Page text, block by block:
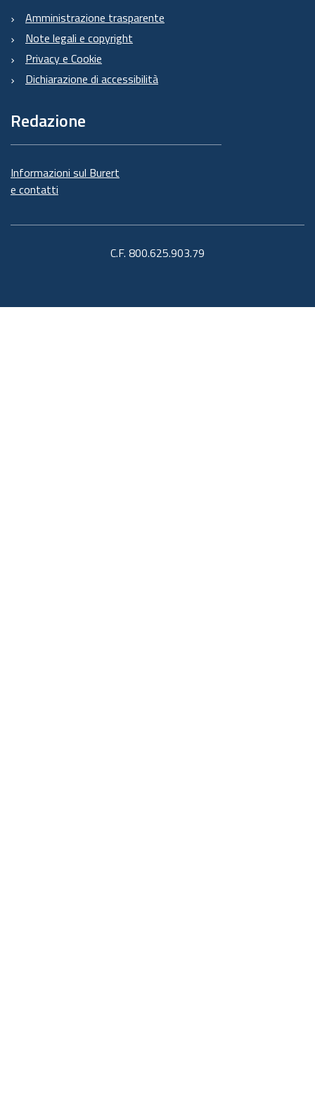
Amministrazione trasparente
Note legali e copyright
Privacy e Cookie
Dichiarazione di accessibilità
Redazione
Informazioni sul Burert
e contatti
C.F. 800.625.903.79